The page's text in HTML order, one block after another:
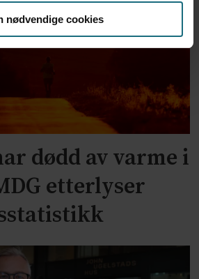
nødvendige cookies
dødd av varme i
etterlyser